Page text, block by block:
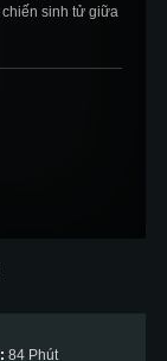
sinh tử giữa
84 Phút